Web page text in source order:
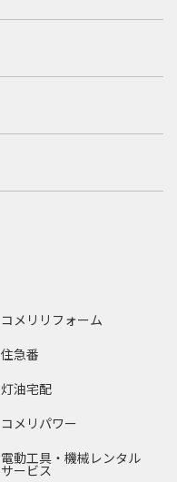
コメリリフォーム
住急番
灯油宅配
コメリパワー
電動工具・機械レンタル
サービス